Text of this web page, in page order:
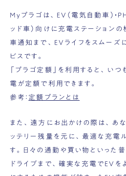
Myプラゴは、EV（電気自動車）・
ッド車）向けに充電ステーションの
車通知まで、EVライフをスムーズ
ビスです。
「プラゴ定額」を利用すると、い
電が定額で利用できます。
参考： 定額プランとは
また、遠方にお出かけの際は、あ
ッテリー残量を元に、最適な充電
す。日々の通勤や買い物といった
ドライブまで、確実な充電でEV